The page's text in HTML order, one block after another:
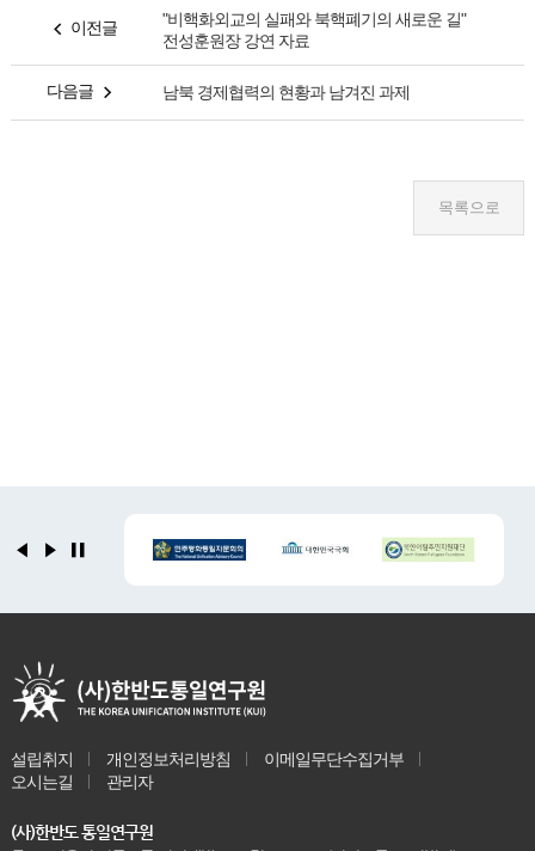
이전글
"비핵화외교의 실패와 북핵폐기의 새로운 길"
전성훈원장 강연 자료
다음글 남북 경제협력의 현황과 남겨진 과제
설립취지 개인정보처리방침
이메일무단수집거부
오시는길
관리자
(사)한반도 통일연구원